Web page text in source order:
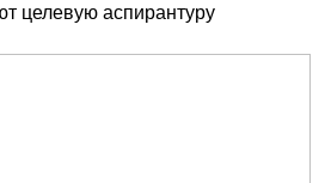
целевую аспирантуру